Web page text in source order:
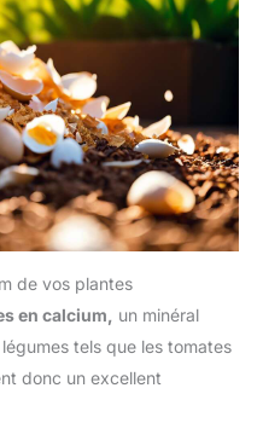
de vos plantes
en calcium, un minéral
tels que les tomates
donc un excellent